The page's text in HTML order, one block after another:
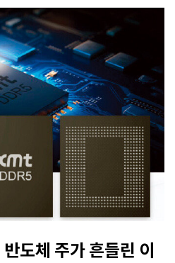
도체 주가 흔들린 이